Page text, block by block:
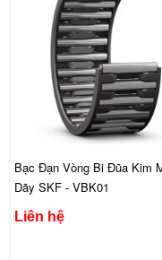
Bạc Đạn Vòng Bi Đũa Kim
Dãy SKF - VBK01
Liên hệ